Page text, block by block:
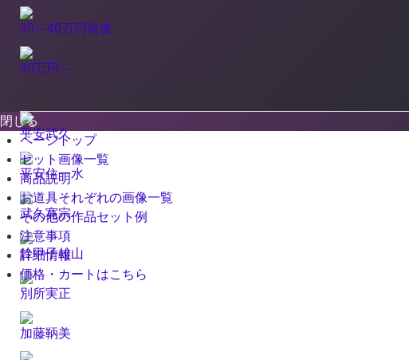
30～40万円前後
40万円～
平安武久
平安住一水
武久寛宗
鈴甲子雄山
別所実正
加藤鞆美
閉じる
ページトップ
セット画像一覧
商品説明
お道具それぞれの画像一覧
その他の作品セット例
注意事項
詳細情報
価格・カートはこちら